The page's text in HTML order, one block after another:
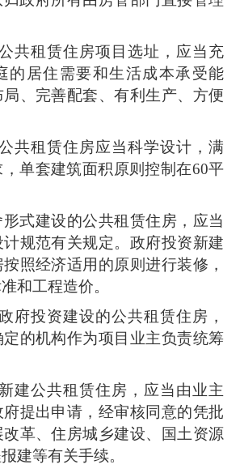
共租赁住房项目选址，应当充
的居住需要和生活成本承受能
、完善配套、有利生产、方便
共租赁住房应当科学设计，满
单套建筑面积原则控制在60平
形式建设的公共租赁住房，应当
规范有关规定。政府投资新建
照经济适用的原则进行装修，
和工程造价。
府投资建设的公共租赁住房，
的机构作为项目业主负责统筹
建公共租赁住房，应当由业主
提出申请，经审核同意的凭批
革、住房城乡建设、国土资源
建等有关手续。